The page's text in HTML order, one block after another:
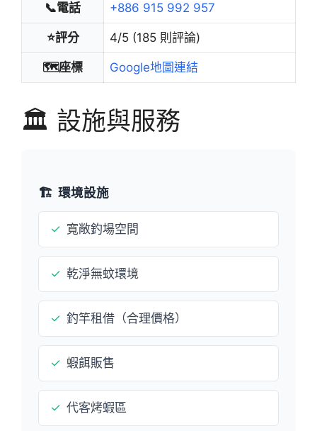
📞電話 +886 915 992 957
⭐評分 4/5 (185 則評論)
🗺️座標 Google地圖連結
🏛️ 設施與服務
🏗️ 環境設施
✓ 寬敞釣場空間
✓ 乾淨無蚊環境
✓ 釣竿租借（合理價格）
✓ 蝦餌販售
✓ 代客烤蝦區